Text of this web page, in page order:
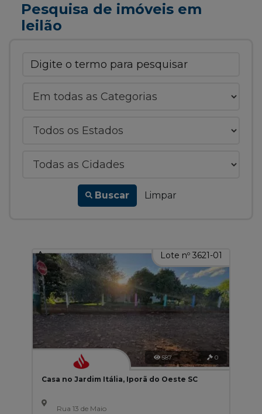
Pesquisa de imóveis em
leilão
Buscar Limpar
Lote nº 3621-01
587 0
Casa no Jardim Itália, Iporã do Oeste SC
Rua 13 de Maio